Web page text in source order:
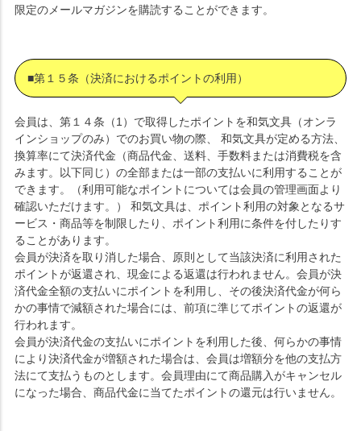
限定のメールマガジンを購読することができます。
■第１５条（決済におけるポイントの利用）
会員は、第１４条（1）で取得したポイントを和気文具（オンラ
インショップのみ）でのお買い物の際、 和気文具が定める方法、
換算率にて決済代金（商品代金、送料、手数料または消費税を含
みます。以下同じ）の全部または一部の支払いに利用することが
できます。（利用可能なポイントについては会員の管理画面より
確認いただけます。） 和気文具は、ポイント利用の対象となるサ
ービス・商品等を制限したり、ポイント利用に条件を付したりす
ることがあります。
会員が決済を取り消した場合、原則として当該決済に利用された
ポイントが返還され、現金による返還は行われません。会員が決
済代金全額の支払いにポイントを利用し、その後決済代金が何ら
かの事情で減額された場合には、前項に準じてポイントの返還が
行われます。
会員が決済代金の支払いにポイントを利用した後、何らかの事情
により決済代金が増額された場合は、会員は増額分を他の支払方
法にて支払うものとします。会員理由にて商品購入がキャンセル
になった場合、商品代金に当てたポイントの還元は行いません。